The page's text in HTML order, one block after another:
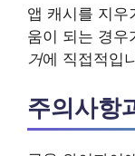
앱 캐시를 지우
움이 되는 경우
거에 직접적입
주의사항